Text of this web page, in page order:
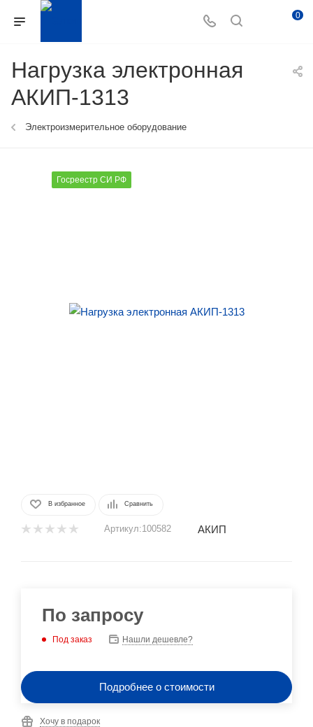
0
Нагрузка электронная
АКИП-1313
Электроизмерительное оборудование
Госреестр СИ РФ
В избранное Сравнить
Артикул:100582 АКИП
По запросу
Под заказ Нашли дешевле?
Подробнее о стоимости
Хочу в подарок